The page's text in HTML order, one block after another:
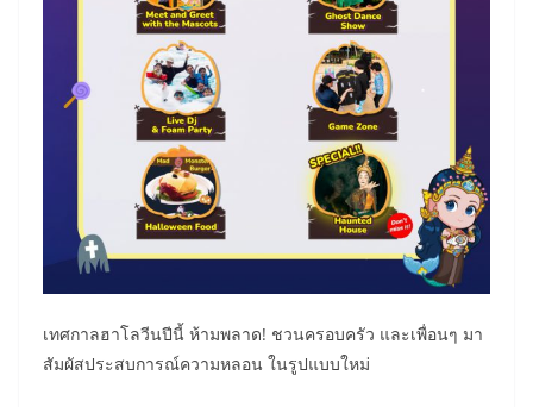
เทศกาลฮาโลวีนปีนี้ ห้ามพลาด! ชวนครอบครัว และเพื่อนๆ มา
สัมผัสประสบการณ์ความหลอน ในรูปแบบใหม่